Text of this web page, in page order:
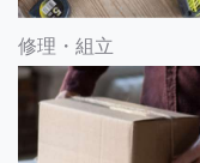
修理・組立